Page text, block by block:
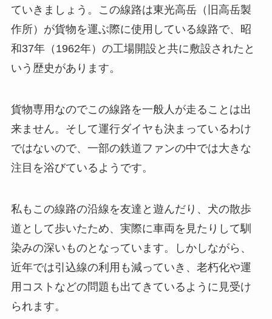
ていきましょう。この線路は東光高岳（旧高岳製
作所）が貨物を運ぶ際に使用している線路で、昭
和37年（1962年）の工場開設と共に敷設されたと
いう歴史があります。
貨物専用なのでこの線路を一般人が走ることは出
来ません。そして運行ダイヤも決まっているわけ
ではないので、一部の鉄道ファンの中では大きな
注目を浴びているようです。
私もこの線路の沿線を友達と遊んだり、犬の散歩
道として歩いたため、実際に車両を見たりして馴
染みの深いものとなっています。しかしながら、
近年では引込線の利用も減っていき、老朽化や運
用コストなどの問題も出てきているように見受け
られます。